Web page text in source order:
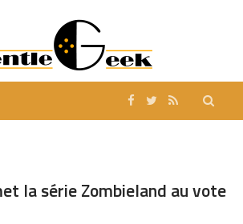
la série Zombieland au vote